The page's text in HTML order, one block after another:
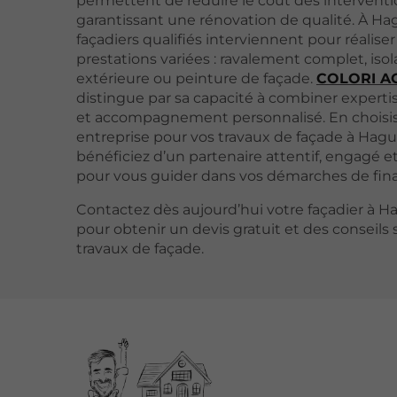
garantissant une rénovation de qualité. À
façadiers qualifiés interviennent pour réaliser
prestations variées : ravalement complet,
extérieure ou peinture de façade. COLORI
distingue par sa capacité à combiner
et accompagnement personnalisé. En
entreprise pour vos travaux de façade à
bénéficiez d’un partenaire attentif, engagé
pour vous guider dans vos démarches de
Contactez dès aujourd’hui votre façadier à
pour obtenir un devis gratuit et des conseils
travaux de façade.